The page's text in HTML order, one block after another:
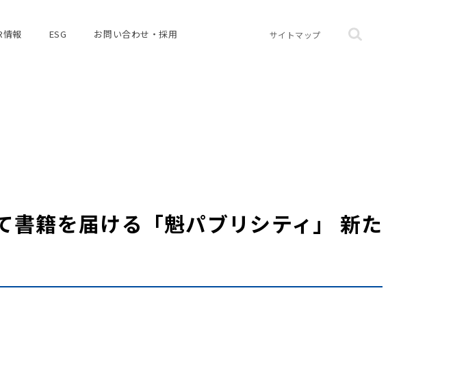
情報 ESG お問い合わせ・採用 サイトマップ
籍を届ける「魁パブリシティ」 新た